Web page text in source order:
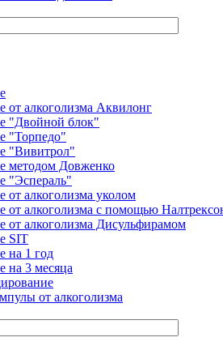
от алкоголизма Аквилонг
"Двойной блок"
"Торпедо"
"Вивитрол"
методом Довженко
"Эспераль"
от алкоголизма уколом
от алкоголизма с помощью
от алкоголизма Дисульфирамом
SIT
на 1 год
на 3 месяца
от алкоголизма